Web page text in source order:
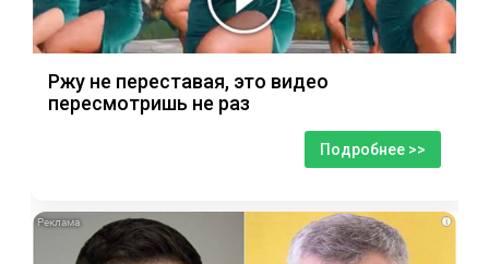
Ржу не переставая, это видео
пересмотришь не раз
Подробнее >>
i